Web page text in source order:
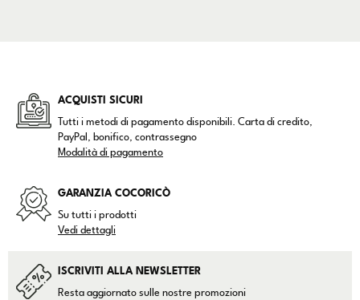
ACQUISTI SICURI
Tutti i metodi di pagamento disponibili. Carta di credito,
PayPal, bonifico, contrassegno
Modalità di pagamento
GARANZIA COCORICÒ
Su tutti i prodotti
Vedi dettagli
ISCRIVITI ALLA NEWSLETTER
Resta aggiornato sulle nostre promozioni